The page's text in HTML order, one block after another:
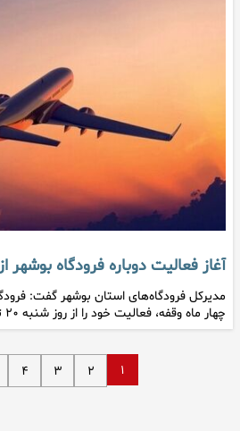
آغاز فعالیت دوباره فرودگاه بوشهر از ۲۰
مدیرکل فرودگاه‌های استان بوشهر گفت:
چهار ماه وقفه، فعالیت خود را از روز شنبه ۲۰ تیرماه با…
۱ ۲ ۳ ۴